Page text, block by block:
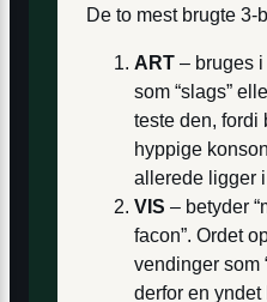
De to mest brugte 3-
ART – bruges
som “slags”
teste den, fordi
hyppige
allerede ligger
VIS – betyder
facon”. Ordet
vendinger som
derfor en